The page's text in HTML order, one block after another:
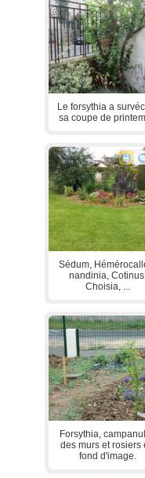
Le forsythia a
sa coupe de
Sédum,
nandinia,
Choisia, ...
Forsythia,
des murs et rosiers
fond d'image.